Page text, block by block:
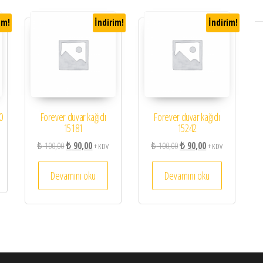
fiyat: ₺ 70,00.
İndirim!
Forever duvar kağıdı
15181
₺100,00Orijinal fiyat: ₺ 100,00.
₺ 90,00Şu andaki fiyat: ₺ 90,00.
+ KDV
Devamını oku
İndirim!
Forever duvar kağıdı
15242
₺100,00Orijinal fiyat: ₺ 100,00.
₺ 90,00Şu andaki fiyat: ₺
+ KDV
Devamını oku